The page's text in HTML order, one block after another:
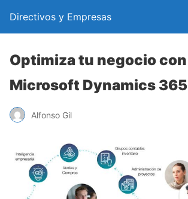
Directivos y Empresas
Optimiza tu negocio con
Microsoft Dynamics 365
Alfonso Gil